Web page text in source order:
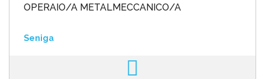
OPERAIO/A METALMECCANICO/A
Seniga